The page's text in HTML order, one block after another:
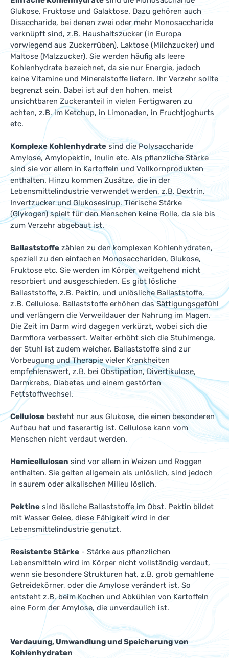
Glukose, Fruktose und Galaktose. Dazu gehören auch
Disaccharide, bei denen zwei oder mehr Monosaccharide
verknüpft sind, z.B. Haushaltszucker (in Europa
vorwiegend aus Zuckerrüben), Laktose (Milchzucker) und
Maltose (Malzzucker). Sie werden häufig als leere
Kohlenhydrate bezeichnet, da sie nur Energie, jedoch
keine Vitamine und Mineralstoffe liefern. Ihr Verzehr sollte
begrenzt sein. Dabei ist auf den hohen, meist
unsichtbaren Zuckeranteil in vielen Fertigwaren zu
achten, z.B. im Ketchup, in Limonaden, in Fruchtjoghurts
etc.
Komplexe Kohlenhydrate sind die Polysaccharide
Amylose, Amylopektin, Inulin etc. Als pflanzliche Stärke
sind sie vor allem in Kartoffeln und Vollkornprodukten
enthalten. Hinzu kommen Zusätze, die in der
Lebensmittelindustrie verwendet werden, z.B. Dextrin,
Invertzucker und Glukosesirup. Tierische Stärke
(Glykogen) spielt für den Menschen keine Rolle, da sie bis
zum Verzehr abgebaut ist.
Ballaststoffe zählen zu den komplexen Kohlenhydraten,
speziell zu den einfachen Monosacchariden, Glukose,
Fruktose etc. Sie werden im Körper weitgehend nicht
resorbiert und ausgeschieden. Es gibt lösliche
Ballaststoffe, z.B. Pektin, und unlösliche Ballaststoffe,
z.B. Cellulose. Ballaststoffe erhöhen das Sättigungsgefühl
und verlängern die Verweildauer der Nahrung im Magen.
Die Zeit im Darm wird dagegen verkürzt, wobei sich die
Darmflora verbessert. Weiter erhöht sich die Stuhlmenge,
der Stuhl ist zudem weicher. Ballaststoffe sind zur
Vorbeugung und Therapie vieler Krankheiten
empfehlenswert, z.B. bei Obstipation, Divertikulose,
Darmkrebs, Diabetes und einem gestörten
Fettstoffwechsel.
Cellulose besteht nur aus Glukose, die einen besonderen
Aufbau hat und faserartig ist. Cellulose kann vom
Menschen nicht verdaut werden.
Hemicellulosen sind vor allem in Weizen und Roggen
enthalten. Sie gelten allgemein als unlöslich, sind jedoch
in saurem oder alkalischen Milieu löslich.
Pektine sind lösliche Ballaststoffe im Obst. Pektin bildet
mit Wasser Gelee, diese Fähigkeit wird in der
Lebensmittelindustrie genutzt.
Resistente Stärke - Stärke aus pflanzlichen
Lebensmitteln wird im Körper nicht vollständig verdaut,
wenn sie besondere Strukturen hat, z.B. grob gemahlene
Getreidekörner, oder die Amylose verändert ist. So
entsteht z.B. beim Kochen und Abkühlen von Kartoffeln
eine Form der Amylose, die unverdaulich ist.
Verdauung, Umwandlung und Speicherung von
Kohlenhydraten